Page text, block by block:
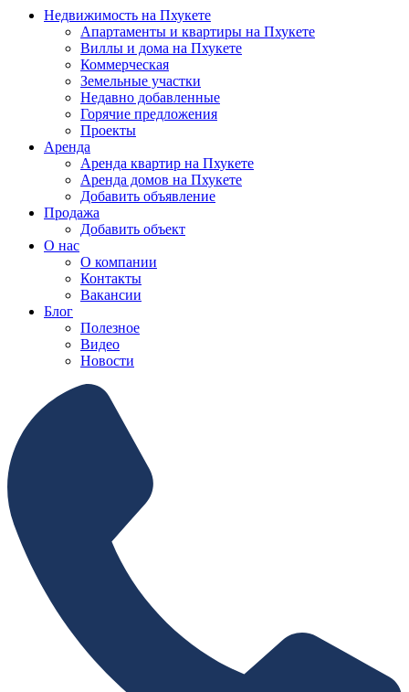
Недвижимость на Пхукете
Апартаменты и квартиры на Пхукете
Виллы и дома на Пхукете
Коммерческая
Земельные участки
Недавно добавленные
Горячие предложения
Проекты
Аренда
Аренда квартир на Пхукете
Аренда домов на Пхукете
Добавить объявление
Продажа
Добавить объект
О нас
О компании
Контакты
Вакансии
Блог
Полезное
Видео
Новости